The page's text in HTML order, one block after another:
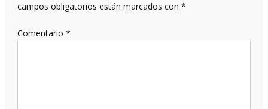
campos obligatorios están marcados con *
Comentario *